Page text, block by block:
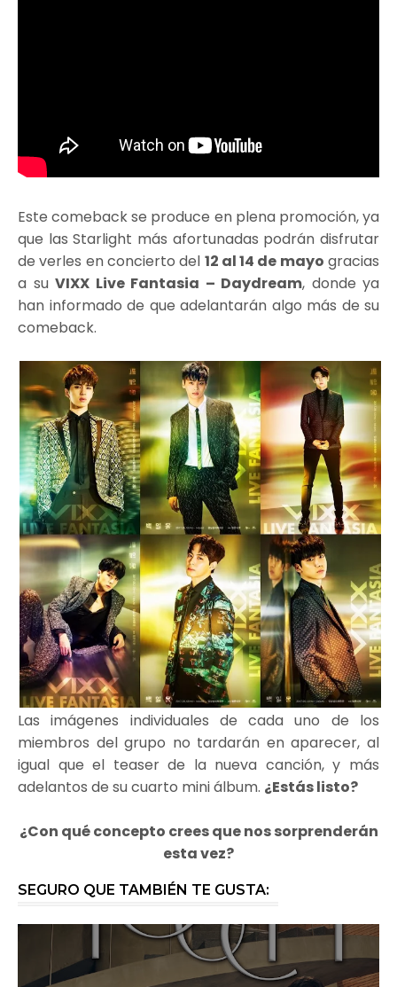
Este comeback se produce en plena promoción, ya
que las Starlight más afortunadas podrán disfrutar
de verles en concierto del 12 al 14 de mayo gracias
a su VIXX Live Fantasia – Daydream, donde ya
han informado de que adelantarán algo más de su
comeback.
Las imágenes individuales de cada uno de los
miembros del grupo no tardarán en aparecer, al
igual que el teaser de la nueva canción, y más
adelantos de su cuarto mini álbum. ¿Estás listo?
¿Con qué concepto crees que nos sorprenderán
esta vez?
SEGURO QUE TAMBIÉN TE GUSTA: